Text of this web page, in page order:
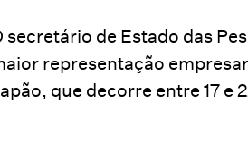
secretário de Estado das
representação
que decorre entre 17 e